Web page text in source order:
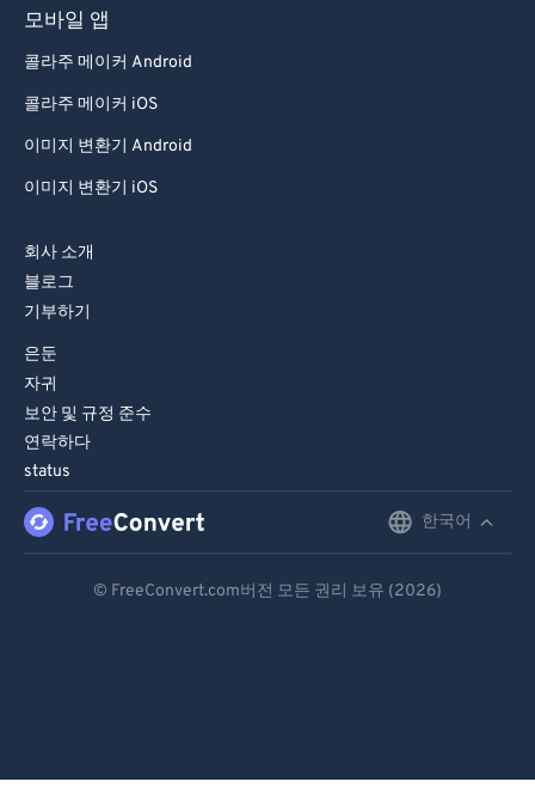
모바일 앱
콜라주 메이커 Android
콜라주 메이커 iOS
이미지 변환기 Android
이미지 변환기 iOS
회사 소개
블로그
기부하기
은둔
자귀
보안 및 규정 준수
연락하다
status
한국어
© FreeConvert.com버전 모든 권리 보유 (2026)